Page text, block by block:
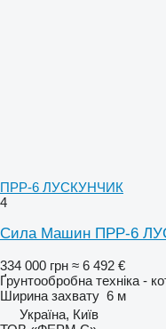
ПРР-6 ЛУСКУНЧИК
4
Сила Машин ПРР-6
334 000 грн ≈ 6 492 €
Ґрунтообробна техніка -
Ширина захвату 6 м
Україна, Київ